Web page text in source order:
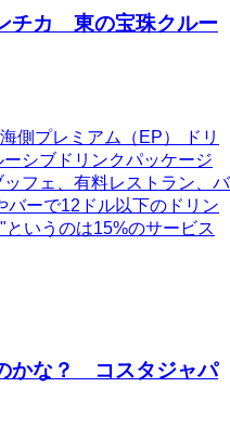
チカ 東の宝珠クルー
側プレミアム（EP） ドリ
シブドリンクパッケージ
フェ、有料レストラン、バ
バーで12ドル以下のドリン
いうのは15%のサービス
かな？ コスタジャパ